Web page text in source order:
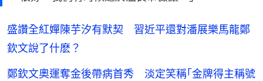
盛讚全紅嬋陳芋汐有默契 習近平還對潘展樂馬龍鄭
欽文說了什麽？
鄭欽文奧運奪金後帶病首秀 淡定笑稱｢金牌得主稱號